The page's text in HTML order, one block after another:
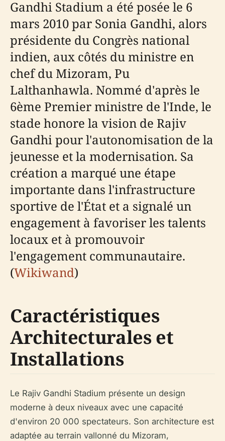
Gandhi Stadium a été posée le 6
mars 2010 par Sonia Gandhi, alors
présidente du Congrès national
indien, aux côtés du ministre en
chef du Mizoram, Pu
Lalthanhawla. Nommé d'après le
6ème Premier ministre de l'Inde, le
stade honore la vision de Rajiv
Gandhi pour l'autonomisation de la
jeunesse et la modernisation. Sa
création a marqué une étape
importante dans l'infrastructure
sportive de l'État et a signalé un
engagement à favoriser les talents
locaux et à promouvoir
l'engagement communautaire.
(Wikiwand)
Caractéristiques
Architecturales et
Installations
Le Rajiv Gandhi Stadium présente un design
moderne à deux niveaux avec une capacité
d'environ 20 000 spectateurs. Son architecture est
adaptée au terrain vallonné du Mizoram,